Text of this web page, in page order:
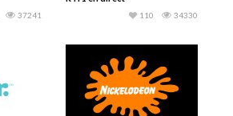
37241 34330
110